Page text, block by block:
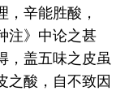
，辛能胜酸，
注》中论之甚
，盖五味之皮虽
之酸，自不致因